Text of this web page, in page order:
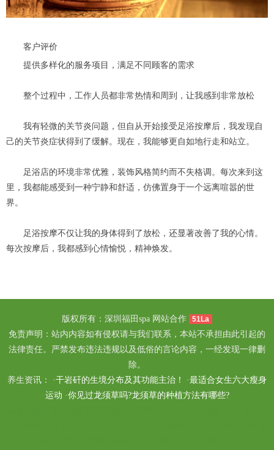
客户评价
提供多样化的服务项目，满足不同顾客的需求
整个过程中，工作人员都非常热情和周到，让我感到非常放松
我有轻微的关节炎问题，但自从开始接受足浴按摩后，我发现自
己的关节炎症状得到了缓解。现在，我能够更自如地行走和站立。
足浴店的环境非常优雅，装饰风格简约而不失格调。每次来到这
里，我都能感受到一种宁静和舒适，仿佛置身于一个远离喧嚣的世
界。
足浴按摩不仅让我的身体得到了放松，还显著改善了我的心情。
每次按摩后，我都感到心情愉悦，精神焕发。
版权所有：深圳福田spa 网站合作 51La
免责声明：站内内容如有侵权请与我们联系，本站不承担由此引起的
法律责任。严禁发布违法违规以及低俗的言论内容，一经发现一律删
除。
养生资讯： ·干岩矸的生境分布及其功能主治！ ·最适合女生六大瘦身
运动 ·你见过龙须草吗?龙须草的种植方法有哪些?